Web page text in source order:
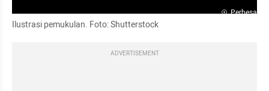
Perbesar
Ilustrasi pemukulan. Foto: Shutterstock
ADVERTISEMENT